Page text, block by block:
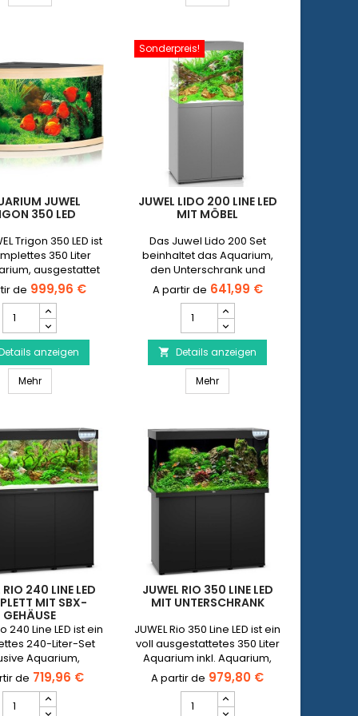
JUWEL
350 LED
Trigon 350 LED ist
350 Liter
ausgestattet
Innenfilter, einem
und einer LED-
Lichtgalerie.
999,96 €
Aquarium
JUWEL
Trigon
350
Led
Produktmengenfeld
anzeigen
MehrAquarium JUWEL Trigon 350 Led
Sonderpreis!
JUWEL LIDO 200 LINE LED
MIT MÖBEL
Das Juwel Lido 200 Set
beinhaltet das Aquarium,
den Unterschrank und
sämtliches Zubehör, das zur
Inbetriebnahme benötigt
641,99 €
Lido
200
Line
Led
mit
Möbel
 Details anzeigen
MehrJUWEL Lido 200 Line Led mit
RIO 240 LINE LED
MIT SBX-
GEHÄUSE
240 Line LED ist ein
240-Liter-Set
Aquarium,
Filtersystem,
LED-Lichtgalerie.
graues Modell
719,96 €
Rio
JUWEL RIO 350 LINE LED
MIT UNTERSCHRANK
JUWEL Rio 350 Line LED ist ein
voll ausgestattetes 350 Liter
Aquarium inkl. Aquarium,
passendem Unterschrank,
Filtersystem, Heizer und LED-
Lichtgalerie. ⚠️ NEUES
979,80 €
Rio